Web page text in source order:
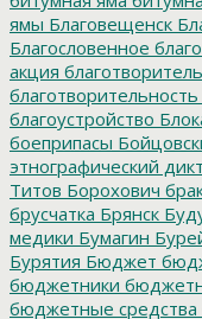
ямы Благовещенск
Благословенное
акция
благотворительность
благоустройство
боеприпасы
этнографический
Титов Борохович
брусчатка Брянск
медики Бумагин
Бурятия Бюджет
бюджетники
бюджетные средства